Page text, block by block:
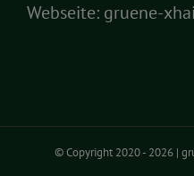
Webseite: gruene-
© Copyright 2020 - 2026 |